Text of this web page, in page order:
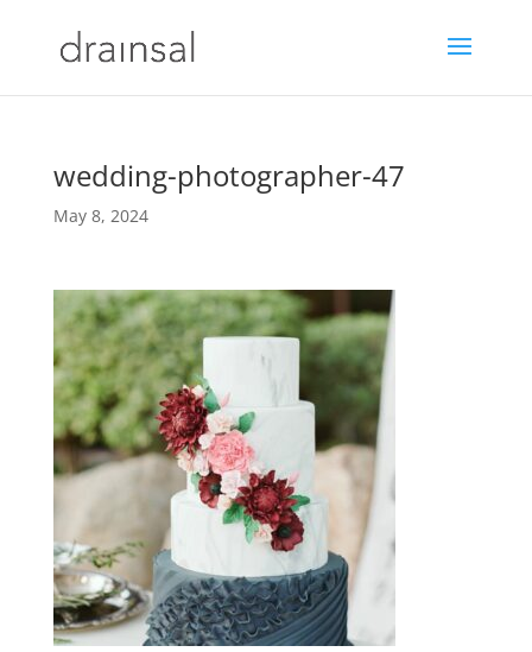
wedding-photographer-47
May 8, 2024